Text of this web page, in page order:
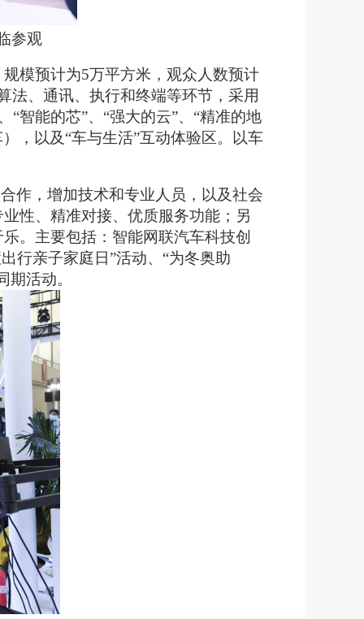
参观
规模预计为5万平方米，观众人数预计
法、通讯、执行和终端等环节，采用
“智能的芯”、“强大的云”、“精准的地
，以及“车与生活”互动体验区。以车
作，增加技术和专业人员，以及社会
性、精准对接、优质服务功能；另
。主要包括：智能网联汽车科技创
行亲子家庭日”活动、“为冬奥助
活动。